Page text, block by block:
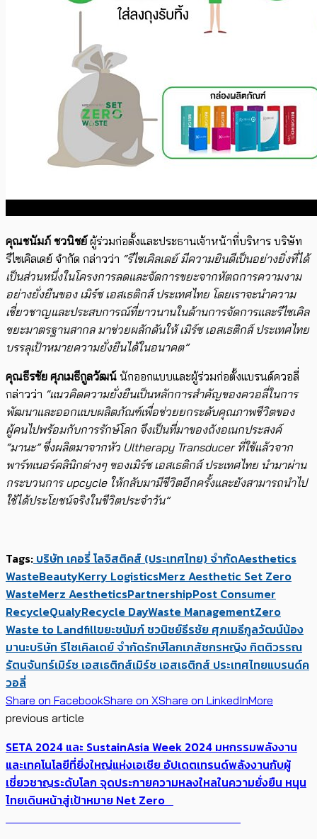
คุณชนัมภ์ ชวนิชย์ผู้ร่วมก่อตั้งและประธานเจ้าหน้าที่บริหาร บริษัท
รีไซเคิลเดย์ จำกัด กล่าวว่า “รีไซเคิลเดย์ มีความยินดีเป็นอย่างยิ่งที่ได้
เป็นส่วนหนึ่งในโครงการลดและจัดการขยะจากหัตถการความงาม
อย่างยั่งยืนของ เมิร์ซ เอสเธติกส์ ประเทศไทย โดยเราจะนำความ
เชี่ยวชาญและประสบการณ์ที่ยาวนานในด้านการจัดการและรีไซเคิล
ขยะมาตรฐานสากล มาช่วยผลักดันให้ เมิร์ซ เอสเธติกส์ ประเทศไทย
บรรลุเป้าหมายความยั่งยืนได้ในอนาคต” ​
คุณธีรชัย ศุภเมธีกูลวัฒน์ นักออกแบบและผู้ร่วมก่อตั้งแบรนด์ควอลี่
กล่าวว่า “แนวคิดความยั่งยืนเป็นหลักการสำคัญของควอลี่ในการ
พัฒนาและออกแบบผลิตภัณฑ์เพื่อช่วยยกระดับคุณภาพชีวิตของ
ผู้คนไปพร้อมกับการรักษ์โลก จึงเป็นที่มาของถังอเนกประสงค์
“มานะ” ซึ่งผลิตมาจากหัว Ultherapy Transducer ที่ใช้แล้วจาก
พาร์ทเนอร์คลินิกต่างๆ ของเมิร์ซ เอสเธติกส์ ประเทศไทย นำมาผ่าน
กระบวนการ upcycle ให้กลับมามีชีวิตอีกครั้งและยังสามารถนำไป
ใช้ได้ประโยชน์จริงในชีวิตประจำวัน”
Tags: ​ บริษัท เคอรี่ โลจิสติคส์ (ประเทศไทย) จำกัดAesthetics
WasteBeautyKerry LogisticsMerz Aesthetic Set Zero
WasteMerz AestheticsPartnershipPost Consumer
RecycleQualyRecycle DayWaste ManagementZero
Waste to Landfillขยะชนัมภ์ ชวนิชย์ธีรชัย ศุภเมธีกูลวัฒน์น้อง
มานะบริษัท รีไซเคิลเดย์ จำกัดรักษ์โลกเภสัชกรหญิง กิตติวรรณ
รัตนจันทร์เมิร์ซ เอสเธติกส์เมิร์ซ เอสเธติกส์ ประเทศไทยแบรนด์ค
วอลี่
Share on FacebookShare on XShare on LinkedInMore
previous article
SETA 2024 และ SustainAsia Week 2024 มหกรรมพลังงาน
และเทคโนโลยีที่ยิ่งใหญ่แห่งเอเชีย อัปเดตเทรนด์พลังงานกับผู้
เชี่ยวชาญระดับโลก จุดประกายความหลงใหลในความยั่งยืน หนุน
ไทยเดินหน้าสู่เป้าหมาย Net Zero